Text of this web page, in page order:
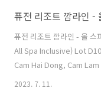
퓨전 리조트 깜라인 - 올
All Spa Inclusive) Lot
Cam Hai Dong, Cam
나트랑 / 나짱, 베트남 퓨전
2023. 7. 11.